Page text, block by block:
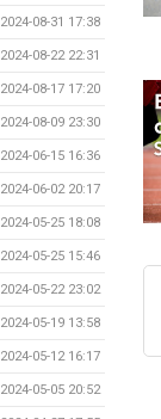
2024-08-31 17:38
2024-08-22 22:31
2024-08-17 17:20
2024-08-09 23:30
2024-06-15 16:36
2024-06-02 20:17
2024-05-25 18:08
2024-05-25 15:46
2024-05-22 23:02
2024-05-19 13:58
2024-05-12 16:17
2024-05-05 20:52